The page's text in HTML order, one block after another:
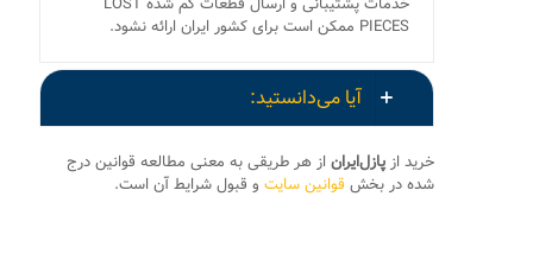
PIECES ممکن است برای کشور ایران ارائه نشود.
آیا می‌دانستید:
خرید از پازل‌ایران از هر طریقی به معنی مطالعه قوانین درج
شده در بخش قوانین سایت و قبول شرایط آن است.